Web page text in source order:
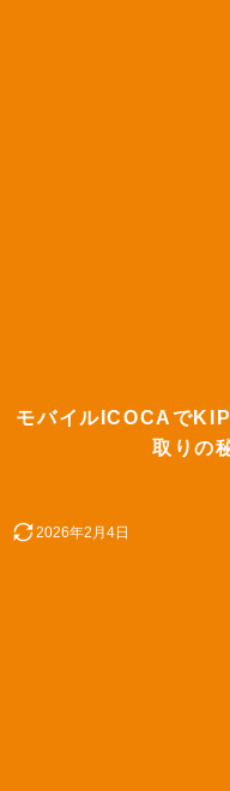
モバイルICOCAで
取りの
2026年2月4日